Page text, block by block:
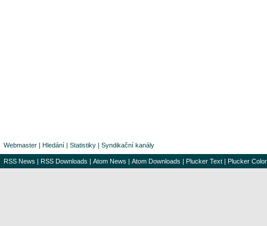
Webmaster | Hledání | Statistiky | Syndikační kanály
RSS News | RSS Downloads | Atom News | Atom Downloads | Plucker Text | Plucker Color